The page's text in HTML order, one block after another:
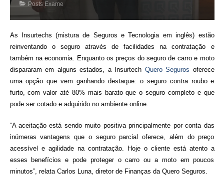
Posts Exame
As Insurtechs (mistura de Seguros e Tecnologia em inglês) estão
reinventando o seguro através de facilidades na contratação e
também na economia. Enquanto os preços do seguro de carro e moto
dispararam em alguns estados, a Insurtech Quero Seguros oferece
uma opção que vem ganhando destaque: o seguro contra roubo e
furto, com valor até 80% mais barato que o seguro completo e que
pode ser cotado e adquirido no ambiente online.
“A aceitação está sendo muito positiva principalmente por conta das
inúmeras vantagens que o seguro parcial oferece, além do preço
acessível e agilidade na contratação. Hoje o cliente está atento a
esses benefícios e pode proteger o carro ou a moto em poucos
minutos”, relata Carlos Luna, diretor de Finanças da Quero Seguros.